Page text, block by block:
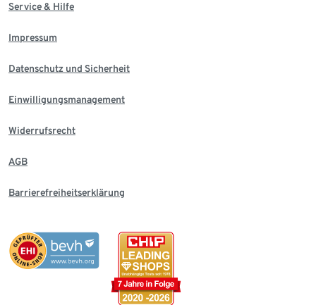
Service & Hilfe
Impressum
Datenschutz und Sicherheit
Einwilligungsmanagement
Widerrufsrecht
AGB
Barrierefreiheitserklärung